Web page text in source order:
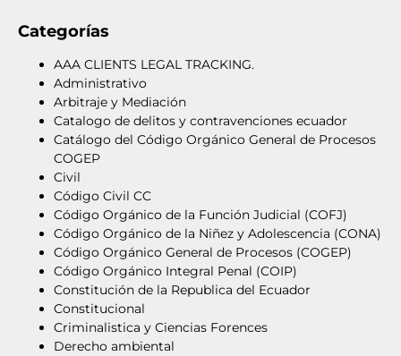
Categorías
AAA CLIENTS LEGAL TRACKING.
Administrativo
Arbitraje y Mediación
Catalogo de delitos y contravenciones ecuador
Catálogo del Código Orgánico General de Procesos
COGEP
Civil
Código Civil CC
Código Orgánico de la Función Judicial (COFJ)
Código Orgánico de la Niñez y Adolescencia (CONA)
Código Orgánico General de Procesos (COGEP)
Código Orgánico Integral Penal (COIP)
Constitución de la Republica del Ecuador
Constitucional
Criminalistica y Ciencias Forences
Derecho ambiental